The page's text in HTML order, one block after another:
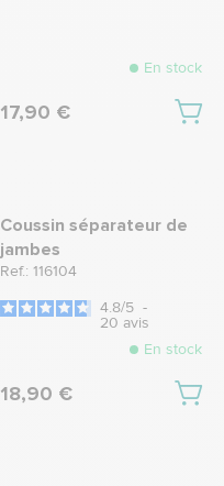
En stock
17,90 €
Coussin séparateur de
jambes
Ref.: 116104
4.8/5 -
20 avis
En stock
18,90 €